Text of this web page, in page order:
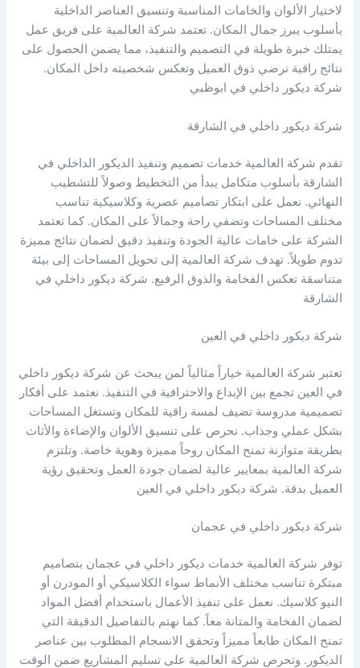
لاختيار الألوان والخامات المناسبة وتنسيق العناصر الداخلية
بأسلوب يبرز جمال المكان. تعتمد شركة العالمية على فريق عمل
يمتلك خبرة طويلة في التصميم والتنفيذ، مما يضمن الحصول على
نتائج راقية ترضي ذوق العميل وتعكس شخصيته داخل المكان.
شركة ديكور داخلي في ابوظبي
شركة ديكور داخلي في الشارقة
تقدم شركة العالمية خدمات تصميم وتنفيذ الديكور الداخلي في
الشارقة بأسلوب متكامل يبدأ من التخطيط وصولاً للتشطيب
النهائي. نعمل على ابتكار تصاميم عصرية وكلاسيكية تناسب
مختلف المساحات وتضفي راحة وجمالاً على المكان. كما تعتمد
الشركة على خامات عالية الجودة وتنفيذ دقيق لضمان نتائج مميزة
تدوم طويلاً. تهدف شركة العالمية إلى تحويل المساحات إلى بيئة
متناسقة تعكس الفخامة والذوق الرفيع. شركة ديكور داخلي في
الشارقة
شركة ديكور داخلي في العين
تعتبر شركة العالمية خياراً مثالياً لمن يبحث عن شركة ديكور داخلي
في العين تجمع بين الإبداع والاحترافية في التنفيذ. نعتمد على أفكار
تصميمية مدروسة تضيف لمسة راقية للمكان وتستغل المساحات
بشكل عملي وجذاب. نحرص على تنسيق الألوان والإضاءة والأثاث
بطريقة متوازنة تمنح المكان روحاً مميزة وهوية خاصة. وتلتزم
شركة العالمية بمعايير عالية لضمان جودة العمل وتحقيق رؤية
العميل بدقة. شركة ديكور داخلي في العين
شركة ديكور داخلي في عجمان
توفر شركة العالمية خدمات ديكور داخلي في عجمان بتصاميم
مبتكرة تناسب مختلف الأنماط سواء الكلاسيكي أو المودرن أو
النيو كلاسيك. نعمل على تنفيذ الأعمال باستخدام أفضل المواد
لضمان الفخامة والمتانة معاً. كما نهتم بالتفاصيل الدقيقة التي
تمنح المكان طابعاً مميزاً وتحقق الانسجام المطلوب بين عناصر
الديكور. وتحرص شركة العالمية على تسليم المشاريع ضمن الوقت